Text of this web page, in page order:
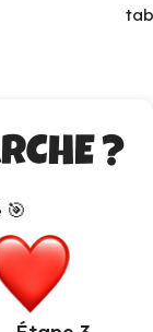
?
🎯